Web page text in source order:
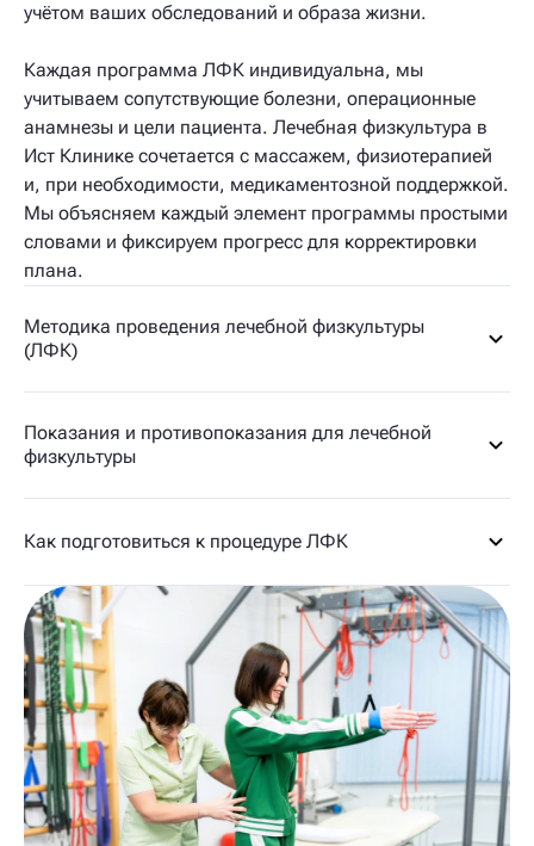
учётом ваших обследований и образа жизни.
Каждая программа ЛФК индивидуальна, мы
учитываем сопутствующие болезни, операционные
анамнезы и цели пациента. Лечебная физкультура в
Ист Клинике сочетается с массажем, физиотерапией
и, при необходимости, медикаментозной поддержкой.
Мы объясняем каждый элемент программы простыми
словами и фиксируем прогресс для корректировки
плана.
Методика проведения лечебной физкультуры
(ЛФК)
Показания и противопоказания для лечебной
физкультуры
Как подготовиться к процедуре ЛФК